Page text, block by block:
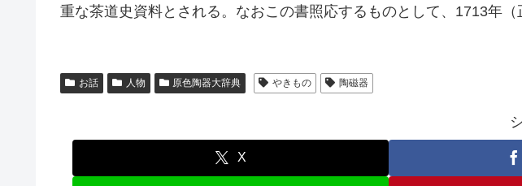
重な茶道史資料とされる。なおこの書照応するものとして、1713年
お話 人物 原色陶器大辞典 やきもの 陶磁器
X